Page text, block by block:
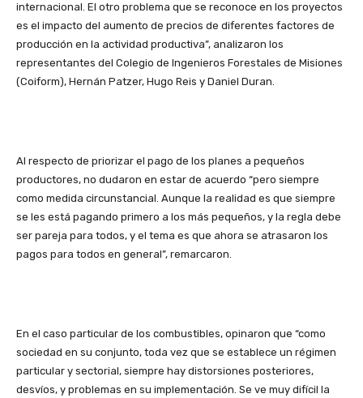
internacional. El otro problema que se reconoce en los proyectos
es el impacto del aumento de precios de diferentes factores de
producción en la actividad productiva”, analizaron los
representantes del Colegio de Ingenieros Forestales de Misiones
(Coiform), Hernán Patzer, Hugo Reis y Daniel Duran.
Al respecto de priorizar el pago de los planes a pequeños
productores, no dudaron en estar de acuerdo “pero siempre
como medida circunstancial. Aunque la realidad es que siempre
se les está pagando primero a los más pequeños, y la regla debe
ser pareja para todos, y el tema es que ahora se atrasaron los
pagos para todos en general”, remarcaron.
En el caso particular de los combustibles, opinaron que “como
sociedad en su conjunto, toda vez que se establece un régimen
particular y sectorial, siempre hay distorsiones posteriores,
desvíos, y problemas en su implementación. Se ve muy difícil la